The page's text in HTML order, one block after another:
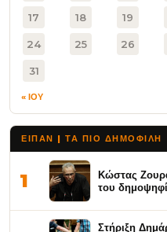
17 18 19
24 25 26
31
« ΙΟΥ
ΕΙΠΑΝ | ΤΑ ΠΙΟ ΔΗΜΟΦΙΛΉ
1
Κώστας
του
Στήριξη